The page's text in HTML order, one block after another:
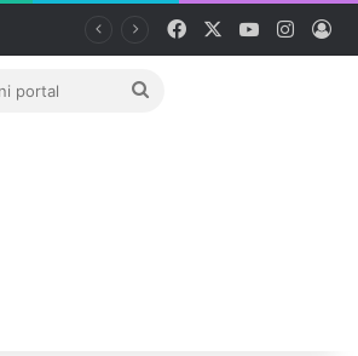
Facebook YouTube
Pretražite